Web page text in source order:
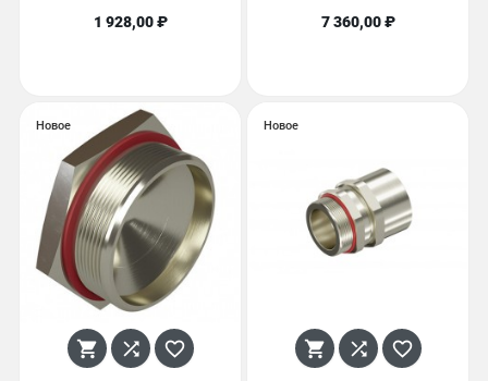
1 928,00 ₽
7 360,00 ₽
Новое
  
Новое
  